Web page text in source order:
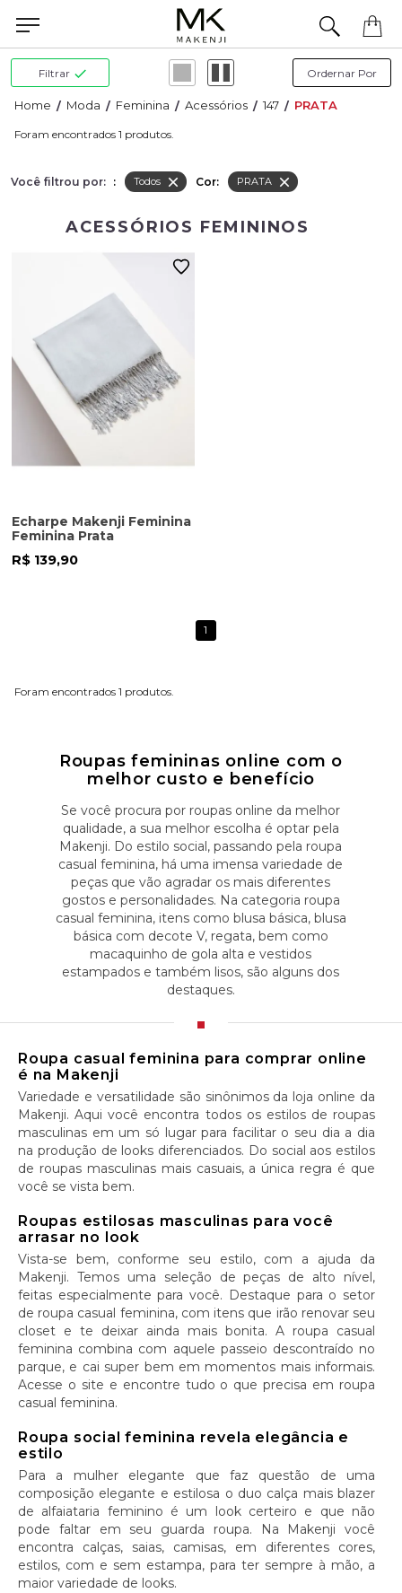
Filtrar
Moda Feminina Acessórios 147 PRATA
1
Você filtrou por: : Todos Cor: PRATA
ACESSÓRIOS FEMININOS
Echarpe Makenji Feminina
Feminina Prata
R$ 139,90
1
1
Roupas femininas online com o
melhor custo e benefício
Se você procura por roupas online da melhor
qualidade, a sua melhor escolha é optar pela
Makenji. Do estilo social, passando pela roupa
casual feminina, há uma imensa variedade de
peças que vão agradar os mais diferentes
gostos e personalidades. Na categoria roupa
casual feminina, itens como blusa básica, blusa
básica com decote V, regata, bem como
macaquinho de gola alta e vestidos
estampados e também lisos, são alguns dos
destaques.
Roupa casual feminina para comprar online
é na Makenji
Variedade e versatilidade são sinônimos da loja online da
Makenji. Aqui você encontra todos os estilos de roupas
masculinas em um só lugar para facilitar o seu dia a dia
na produção de looks diferenciados. Do social aos estilos
de roupas masculinas mais casuais, a única regra é que
você se vista bem.
Roupas estilosas masculinas para você
arrasar no look
Vista-se bem, conforme seu estilo, com a ajuda da
Makenji. Temos uma seleção de peças de alto nível,
feitas especialmente para você. Destaque para o setor
de roupa casual feminina, com itens que irão renovar seu
closet e te deixar ainda mais bonita. A roupa casual
feminina combina com aquele passeio descontraído no
parque, e cai super bem em momentos mais informais.
Acesse o site e encontre tudo o que precisa em roupa
casual feminina.
Roupa social feminina revela elegância e
estilo
Para a mulher elegante que faz questão de uma
composição elegante e estilosa o duo calça mais blazer
de alfaiataria feminino é um look certeiro e que não
pode faltar em seu guarda roupa. Na Makenji você
encontra calças, saias, camisas, em diferentes cores,
estilos, com e sem estampa, para ter sempre à mão, a
maior variedade de looks.